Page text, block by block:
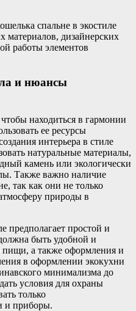
спальне в экостиле
материалов, дизайнерских
работы элементов
и нюансы
находиться в гармонии
ее ресурсы
интерьера в стиле
натуральные материалы,
камень или экологически
Также важно наличие
так как они не только
природы в
предполагает простой и
быть удобной и
пищи, а также оформления и
в оформлении экокухни
минимализма до
условия для охраны
только
и приборы.